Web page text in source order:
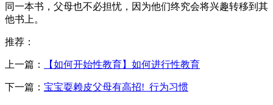
同一本书，父母也不必担忧，因为他们终究会将兴趣转移到其
他书上。
推荐：
上一篇： 【如何开始性教育】如何进行性教育
下一篇： 宝宝耍赖皮父母有高招!_行为习惯